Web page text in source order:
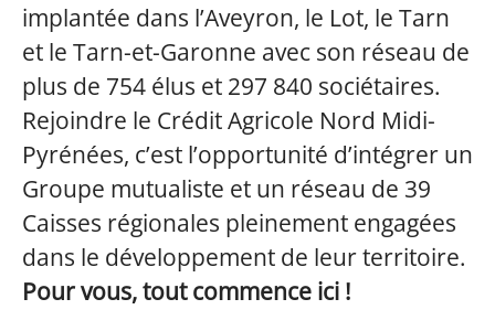
implantée dans l’Aveyron, le Lot, le Tarn
et le Tarn-et-Garonne avec son réseau de
plus de 754 élus et 297 840 sociétaires.
Rejoindre le Crédit Agricole Nord Midi-
Pyrénées, c’est l’opportunité d’intégrer un
Groupe mutualiste et un réseau de 39
Caisses régionales pleinement engagées
dans le développement de leur territoire.
Pour vous, tout commence ici !